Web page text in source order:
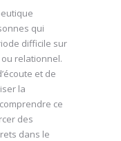
qui
difficile sur
relationnel.
et de
la
ce
des
dans le